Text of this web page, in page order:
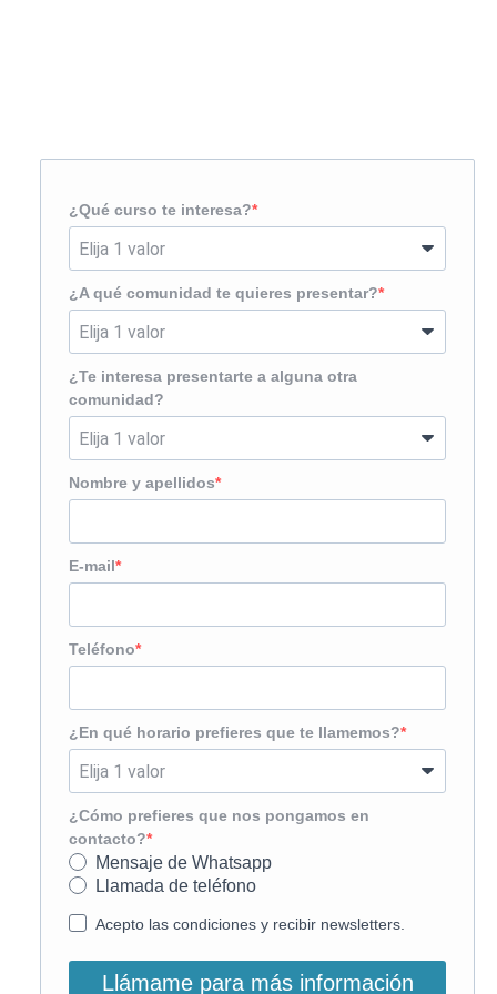
¿Qué curso te interesa?
¿A qué comunidad te quieres presentar?
¿Te interesa presentarte a alguna otra
comunidad?
Nombre y apellidos
E-mail
Teléfono
¿En qué horario prefieres que te llamemos?
¿Cómo prefieres que nos pongamos en
contacto?
Mensaje de Whatsapp
Llamada de teléfono
Acepto las condiciones y recibir newsletters.
Llámame para más información